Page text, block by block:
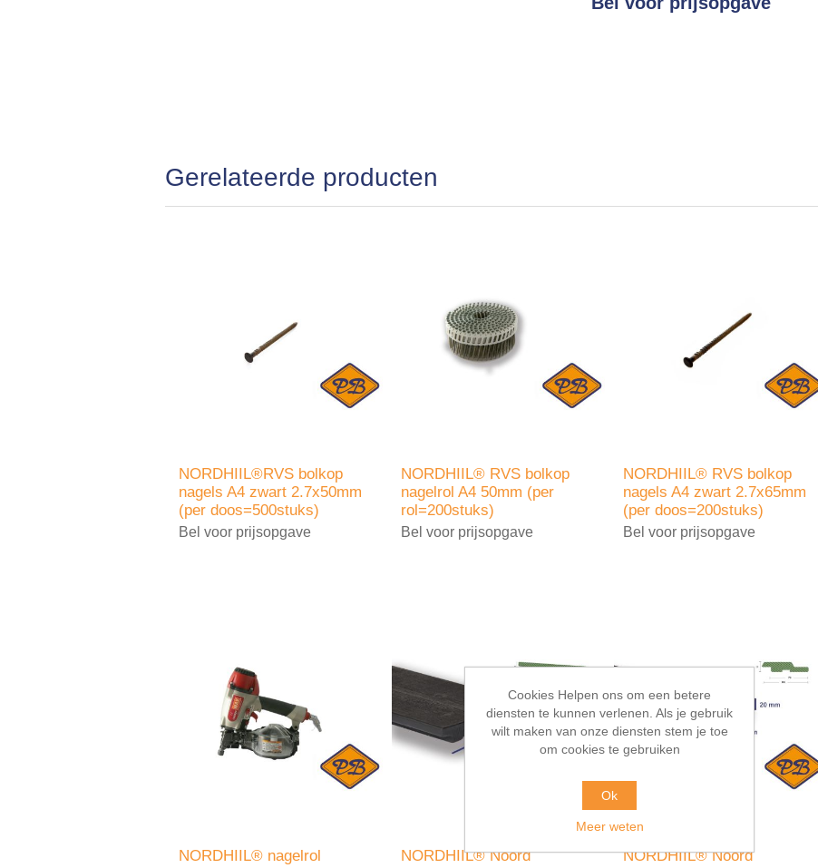
Gerelateerde producten
NORDHIIL®RVS bolkop
nagels A4 zwart 2.7x50mm
(per doos=500stuks)
Bel voor prijsopgave
NORDHIIL® RVS bolkop
nagelrol A4 50mm (per
rol=200stuks)
Bel voor prijsopgave
NORDHIIL® RVS bolkop
nagels A4 zwart 2.7x65mm
(per doos=200stuks)
Bel voor prijsopgave
NORDHIIL® nagelrol
NORDHIIL® Noord
NORDHIIL® Noord
Cookies Helpen ons om een betere
diensten te kunnen verlenen. Als je gebruik
wilt maken van onze diensten stem je toe
om cookies te gebruiken
Ok
Meer weten